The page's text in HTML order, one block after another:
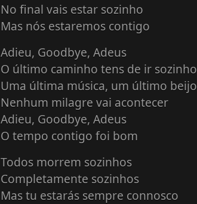
No final vais estar sozinho
Mas nós estaremos contigo
Adieu, Goodbye, Adeus
O último caminho tens de ir sozinho
Uma última música, um último beijo
Nenhum milagre vai acontecer
Adieu, Goodbye, Adeus
O tempo contigo foi bom
Todos morrem sozinhos
Completamente sozinhos
Mas tu estarás sempre connosco